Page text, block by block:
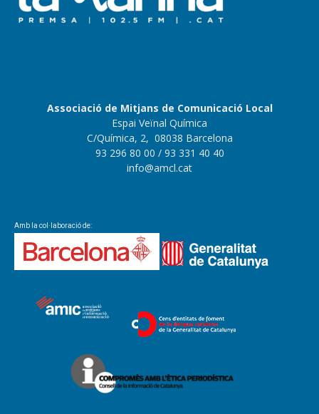
Associació de Mitjans de Comunicació Local
Espai Veïnal Química
C/Química, 2, 08038 Barcelona
93 296 80 00 / 93 331 40 40
info@amcl.cat
Amb la col·laboració de: